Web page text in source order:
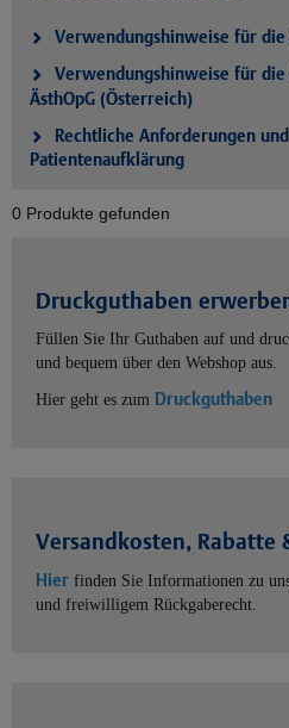
Verwendungshinweise für
Verwendungshinweise für
ÄsthOpG (Österreich)
Rechtliche Anforderungen
Patientenaufklärung
0 Produkte gefunden
Druckguthaben
Füllen Sie Ihr Guthaben auf und
und bequem über den Webshop aus.
Hier geht es zum Druckguthaben
Versandkosten, Rabatte
Hier finden Sie Informationen zu
und freiwilligem Rückgaberecht.